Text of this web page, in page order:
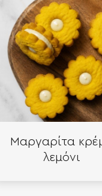
Μαργαρίτα κρέμα
λεμόνι